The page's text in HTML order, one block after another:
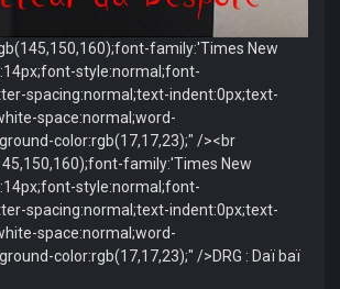
family:'Times New
style:normal;font-
spacing:normal;text-indent:0px;text-
space:normal;word-
color:rgb(17,17,23);" /><br
family:'Times New
style:normal;font-
spacing:normal;text-indent:0px;text-
space:normal;word-
color:rgb(17,17,23);" />DRG : Daï baï